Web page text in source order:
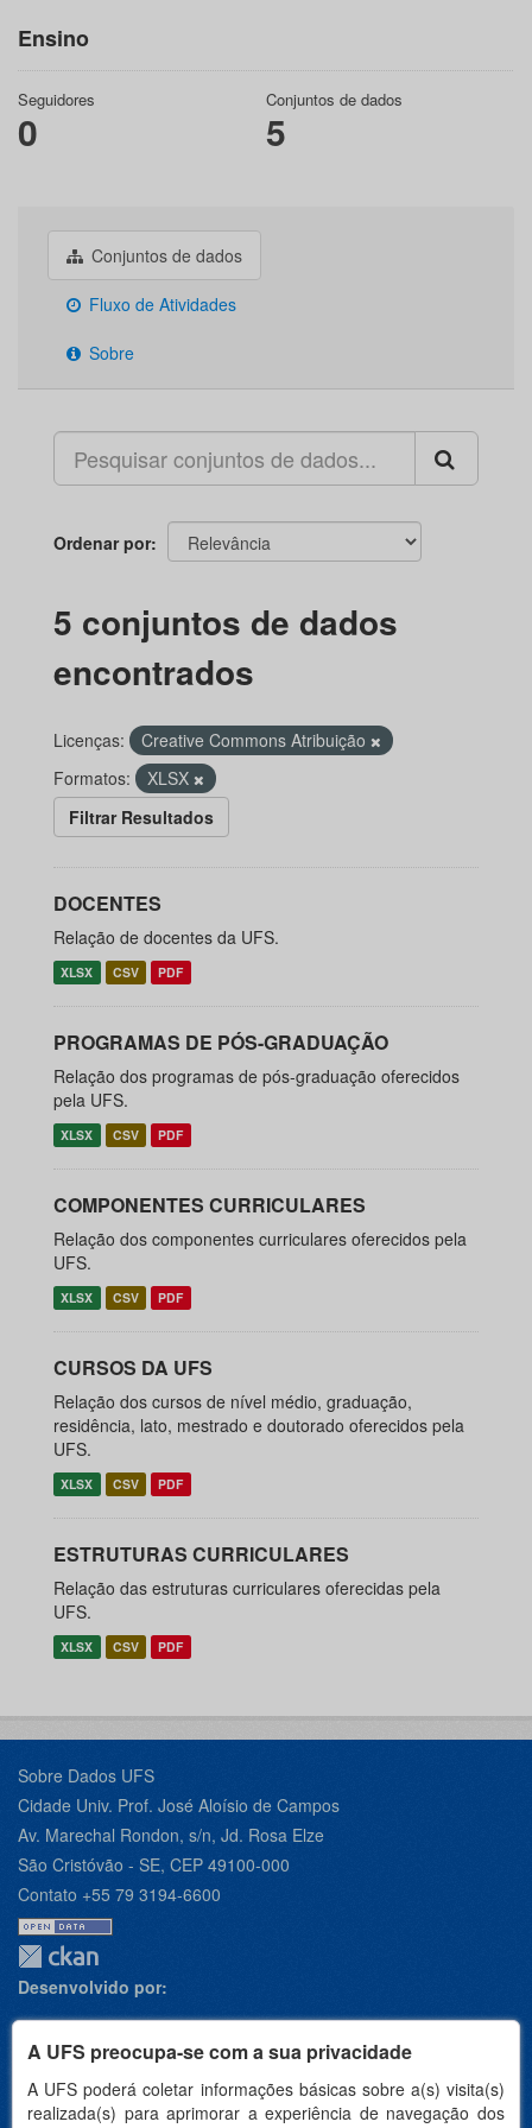
A UFS preocupa-se com a sua privacidade
A UFS poderá coletar informações básicas sobre a(s) visita(s)
realizada(s) para aprimorar a experiência de navegação dos
Ensino
Seguidores
0
Conjuntos de dados
5
Conjuntos de dados
Fluxo de Atividades
Sobre
Ordenar por
5 conjuntos de dados
encontrados
Licenças:
Creative Commons Atribuição
Formatos:
XLSX
Filtrar Resultados
DOCENTES
Relação de docentes da UFS.
XLSX CSV PDF
PROGRAMAS DE PÓS-GRADUAÇÃO
Relação dos programas de pós-graduação oferecidos
pela UFS.
XLSX CSV PDF
COMPONENTES CURRICULARES
Relação dos componentes curriculares oferecidos pela
UFS.
XLSX CSV PDF
CURSOS DA UFS
Relação dos cursos de nível médio, graduação,
residência, lato, mestrado e doutorado oferecidos pela
UFS.
XLSX CSV PDF
ESTRUTURAS CURRICULARES
Relação das estruturas curriculares oferecidas pela
UFS.
XLSX CSV PDF
Sobre Dados UFS
Cidade Univ. Prof. José Aloísio de Campos
Av. Marechal Rondon, s/n, Jd. Rosa Elze
São Cristóvão - SE, CEP 49100-000
Contato +55 79 3194-6600
Desenvolvido por:
Apoio: